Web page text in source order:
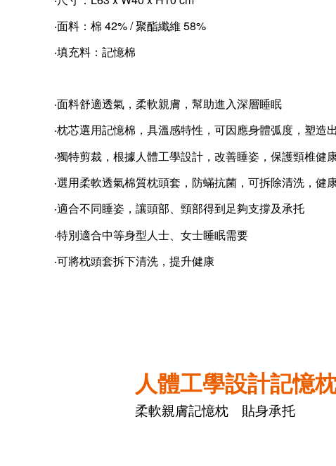
‧面料：棉 42% / 聚酯纖維 58%
‧填充料：記憶棉
‧面料舒適透氣，柔軟親膚，幫助進入深層睡眠
‧枕芯選用記憶棉，具溫感特性，可因應身體弧度，塑
‧獨特剪裁，根據人體工學設計，改善睡姿，保護頸椎健
‧選用柔軟透氣棉質枕頭套，防蟎抗菌，可拆除清洗，健
‧適合不同睡姿，讓頭部、頸部得到足夠支撐及承托
‧特別適合中等身型人士、女士睡眠需要
‧可將枕頭套拆下清洗，提升健康
人體工學設計記憶
柔軟親膚記憶枕 貼身承托